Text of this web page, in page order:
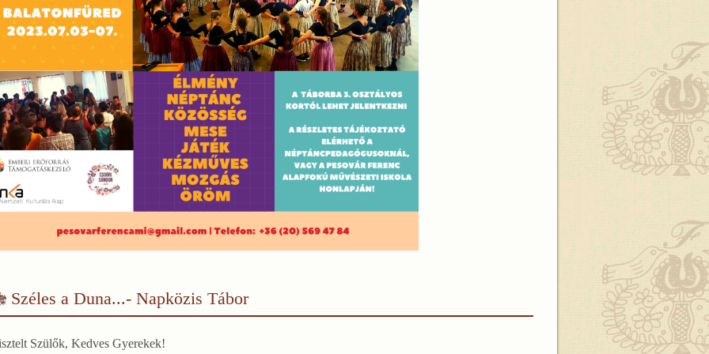
Széles a Duna...- Napközis Tábor
Szülők, Kedves Gyerekek!